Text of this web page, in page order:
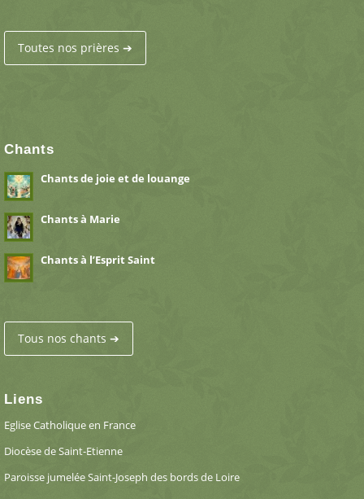
Toutes nos prières ➔
Chants
Chants de joie et de louange
Chants à Marie
Chants à l’Esprit Saint
Tous nos chants ➔
Liens
Eglise Catholique en France
Diocèse de Saint-Etienne
Paroisse jumelée Saint-Joseph des bords de Loire